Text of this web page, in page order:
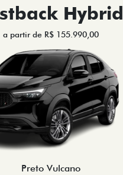
Hybrid
a partir de R$ 155.990,00
Preto Vulcano